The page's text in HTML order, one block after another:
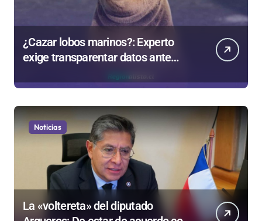
¿Cazar lobos marinos?: Experto
exige transparentar datos ante
Gobierno
Noticias
La «voltereta» del diputado